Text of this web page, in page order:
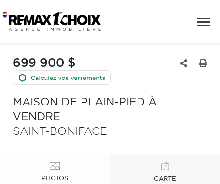
699 900 $
MAISON DE PLAIN-PIED À
VENDRE
SAINT-BONIFACE
PHOTOS CARTE